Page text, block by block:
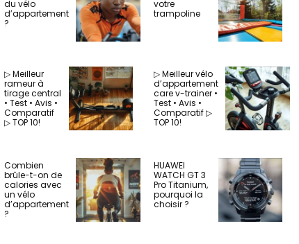
du vélo
d’appartement
?
votre
trampoline
▷ Meilleur
rameur à
tirage central
• Test • Avis •
Comparatif
▷ TOP 10!
▷ Meilleur vélo
d’appartement
care v-trainer •
Test • Avis •
Comparatif ▷
TOP 10!
Combien
brûle-t-on de
calories avec
un vélo
d’appartement
?
HUAWEI
WATCH GT 3
Pro Titanium,
pourquoi la
choisir ?